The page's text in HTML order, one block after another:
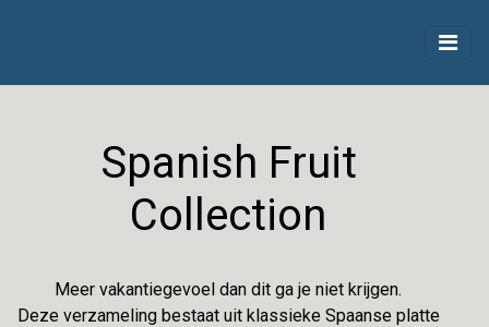
Spanish Fruit
Collection
Meer vakantiegevoel dan dit ga je niet krijgen.
Deze verzameling bestaat uit klassieke Spaanse platte